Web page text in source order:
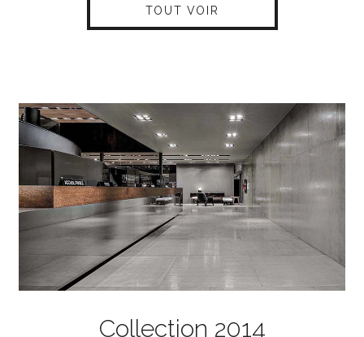
TOUT VOIR
Collection 2014